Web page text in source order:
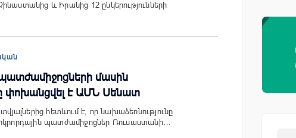
և Իրանից 12 ընկերությունների
մասին
փոխանցվել է ԱՄՆ Սենատ
հետևում է, որ նախաձեռնությունը
պատժամիջոցներ Ռուսաստանի…